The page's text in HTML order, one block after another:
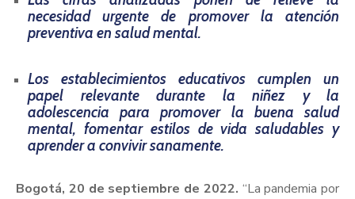
necesidad urgente de promover la atención
preventiva en salud mental.
Los establecimientos educativos cumplen un
papel relevante durante la niñez y la
adolescencia para promover la buena salud
mental, fomentar estilos de vida saludables y
aprender a convivir sanamente.
Bogotá, 20 de septiembre de 2022. “La pandemia por